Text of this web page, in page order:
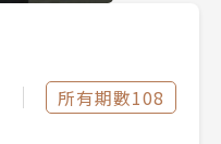
所有期數108